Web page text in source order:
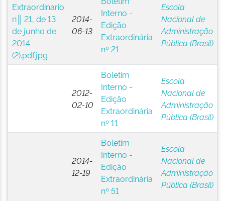
2014-
06-13
Interno -
Edição
Extraordinária
nº 21
Escola
Nacional de
Administração
Pública (Brasil)
2012-
02-10
Boletim
Interno -
Edição
Extraordinária
nº 11
Escola
Nacional de
Administração
Pública (Brasil)
2014-
12-19
Boletim
Interno -
Edição
Extraordinária
nº 51
Escola
Nacional de
Administração
Pública (Brasil)